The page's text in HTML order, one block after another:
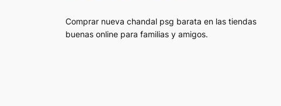
Comprar nueva chandal psg barata en las tiendas
buenas online para familias y amigos.